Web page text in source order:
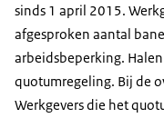
sinds 1 april 2015.
afgesproken aantal
arbeidsbeperking.
quotumregeling. Bij de
Werkgevers die het